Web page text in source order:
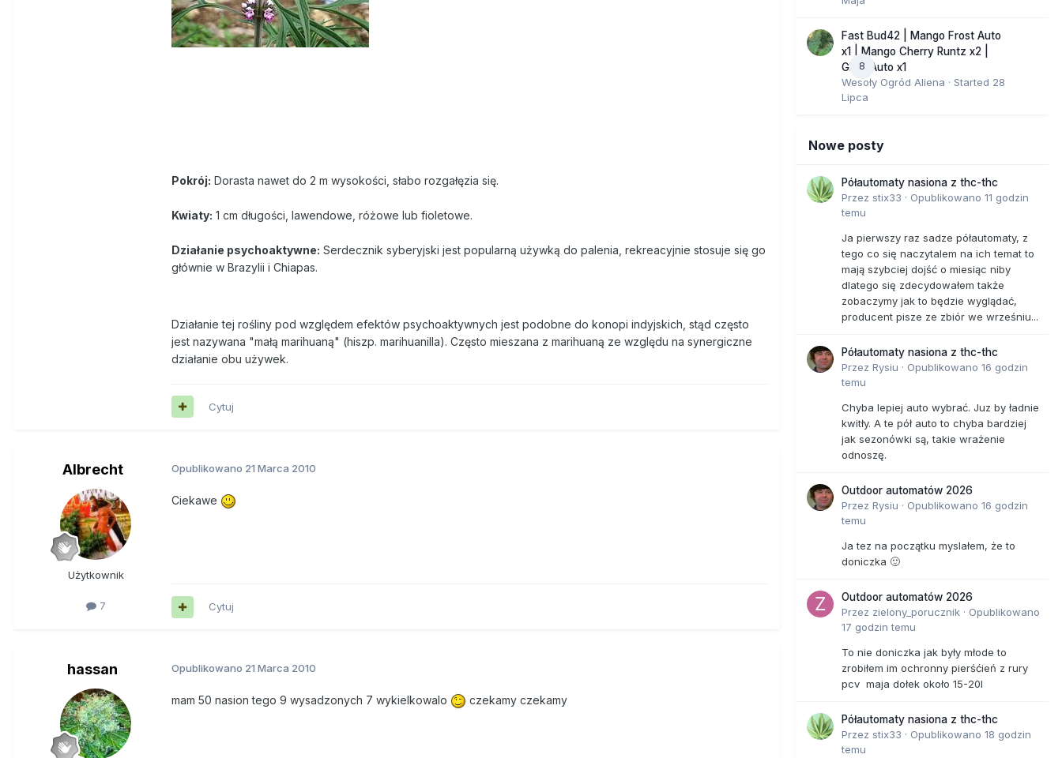
Pokrój: Dorasta nawet do 2 m wysokości, słabo rozgałęzia się.
Kwiaty: 1 cm długości, lawendowe, różowe lub fioletowe.
Działanie psychoaktywne: Serdecznik syberyjski jest popularną używką do palenia, rekreacyjnie stosuje się go
głównie w Brazylii i Chiapas.
Działanie tej rośliny pod względem efektów psychoaktywnych jest podobne do konopi indyjskich, stąd często
jest nazywana "małą marihuaną" (hiszp. marihuanilla). Często mieszana z marihuaną ze względu na synergiczne
działanie obu używek.
Cytuj
Albrecht
Użytkownik
7
Opublikowano 21 Marca 2010
Ciekawe
Cytuj
hassan Opublikowano 21 Marca 2010
mam 50 nasion tego 9 wysadzonych 7 wykielkowalo czekamy czekamy
8
Fast Bud42 | Mango Frost Auto
x1 | Mango Cherry Runtz x2 |
GMO Auto x1
Wesoły Ogród Aliena · Started 28
Lipca
Nowe posty
Półautomaty nasiona z thc-thc
Przez stix33 · Opublikowano 11 godzin
temu
Ja pierwszy raz sadze półautomaty, z
tego co się naczytalem na ich temat to
mają szybciej dojść o miesiąc niby
dlatego się zdecydowałem także
zobaczymy jak to będzie wyglądać,
producent pisze ze zbiór we wrześniu...
Półautomaty nasiona z thc-thc
Przez Rysiu · Opublikowano 16 godzin
temu
Chyba lepiej auto wybrać. Juz by ładnie
kwitły. A te pół auto to chyba bardziej
jak sezonówki są, takie wrażenie
odnoszę.
Outdoor automatów 2026
Przez Rysiu · Opublikowano 16 godzin
temu
Ja tez na początku myslałem, że to
doniczka 🙂
Outdoor automatów 2026
Przez zielony_porucznik · Opublikowano
17 godzin temu
To nie doniczka jak były młode to
zrobiłem im ochronny pierśćień z rury
pcv maja dołek około 15-20l
Półautomaty nasiona z thc-thc
Przez stix33 · Opublikowano 18 godzin
temu